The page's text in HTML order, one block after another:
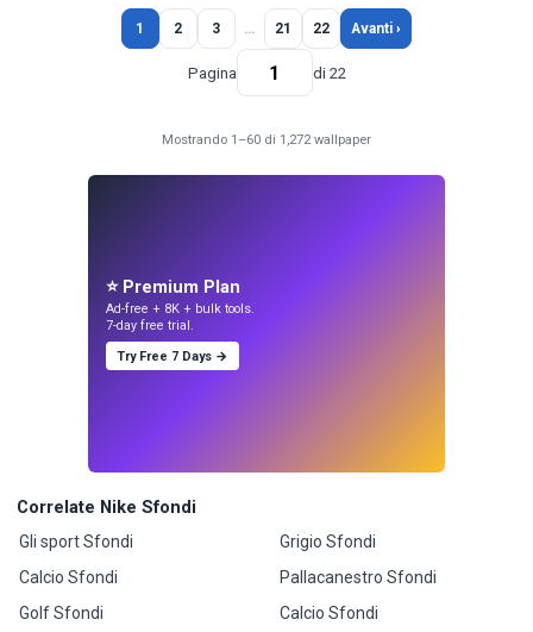
1 2 3 … 21 22 Avanti ›
Pagina di 22
Mostrando 1–60 di 1,272 wallpaper
⭐ Premium Plan
Ad-free + 8K + bulk tools.
7-day free trial.
Try Free 7 Days →
Correlate Nike Sfondi
Gli sport Sfondi
Calcio Sfondi
Golf Sfondi
Grigio Sfondi
Pallacanestro Sfondi
Calcio Sfondi